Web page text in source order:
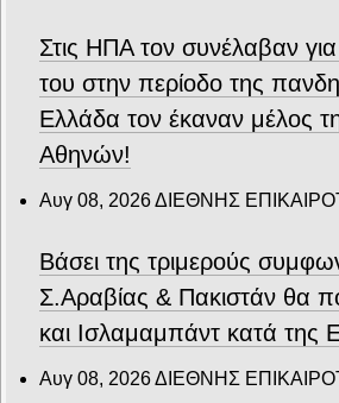
Στις ΗΠΑ τον συνέλαβαν
του στην περίοδο της
Ελλάδα τον έκαναν μέλος
Αθηνών!
Αυγ 08, 2026ΔΙΕΘΝΗΣ
Βάσει της τριμερούς
Σ.Αραβίας & Πακιστάν θα
και Ισλαμαμπάντ κατά της
Αυγ 08, 2026ΔΙΕΘΝΗΣ